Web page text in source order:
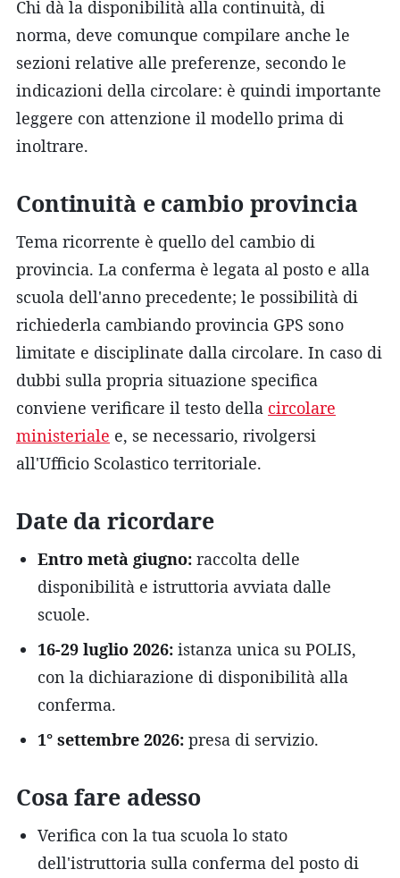
Chi dà la disponibilità alla continuità, di
norma, deve comunque compilare anche le
sezioni relative alle preferenze, secondo le
indicazioni della circolare: è quindi importante
leggere con attenzione il modello prima di
inoltrare.
Continuità e cambio provincia
Tema ricorrente è quello del cambio di
provincia. La conferma è legata al posto e alla
scuola dell'anno precedente; le possibilità di
richiederla cambiando provincia GPS sono
limitate e disciplinate dalla circolare. In caso di
dubbi sulla propria situazione specifica
conviene verificare il testo della circolare
ministeriale e, se necessario, rivolgersi
all'Ufficio Scolastico territoriale.
Date da ricordare
Entro metà giugno: raccolta delle
disponibilità e istruttoria avviata dalle
scuole.
16-29 luglio 2026: istanza unica su POLIS,
con la dichiarazione di disponibilità alla
conferma.
1° settembre 2026: presa di servizio.
Cosa fare adesso
Verifica con la tua scuola lo stato
dell'istruttoria sulla conferma del posto di